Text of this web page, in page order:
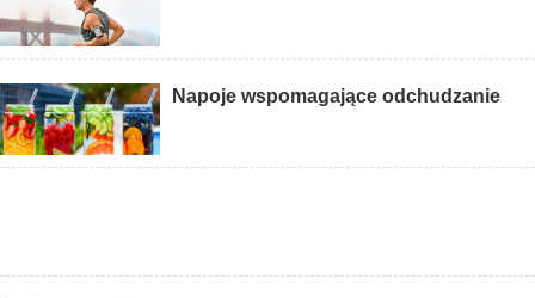
Napoje wspomagające odchudzanie